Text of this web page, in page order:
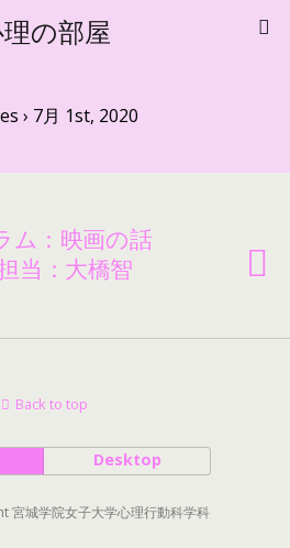
の部屋
› 7月 1st, 2020
ム：映画の話
担当：大橋智
Back to top
Desktop
宮城学院女子大学心理行動科学科